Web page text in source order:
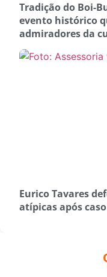
Tradição do Boi-
evento histórico
admiradores da
Eurico Tavares
atípicas após